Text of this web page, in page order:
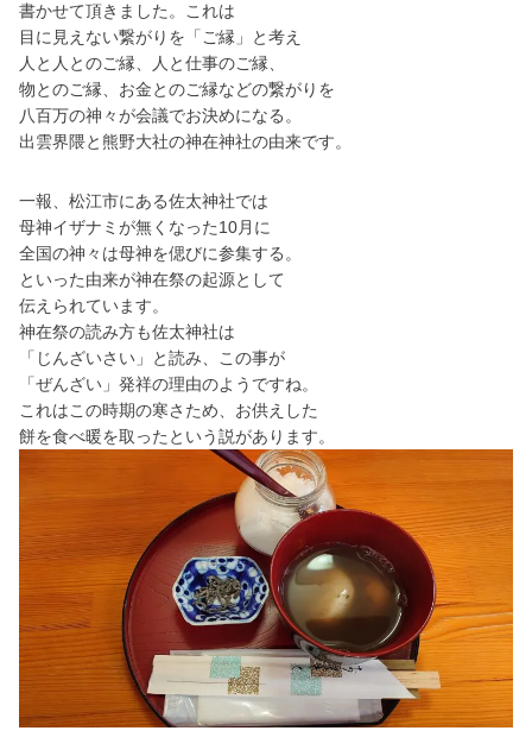
書かせて頂きました。これは
目に見えない繋がりを「ご縁」と考え
人と人とのご縁、人と仕事のご縁、
物とのご縁、お金とのご縁などの繋がりを
八百万の神々が会議でお決めになる。
出雲界隈と熊野大社の神在神社の由来です。
一報、松江市にある佐太神社では
母神イザナミが無くなった10月に
全国の神々は母神を偲びに参集する。
といった由来が神在祭の起源として
伝えられています。
神在祭の読み方も佐太神社は
「じんざいさい」と読み、この事が
「ぜんざい」発祥の理由のようですね。
これはこの時期の寒さため、お供えした
餅を食べ暖を取ったという説があります。